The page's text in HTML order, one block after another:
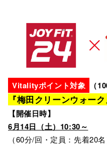
Vitalityポイント対象 （
『梅田クリーンウォーク
【開催日時】
6月14日（土）10:30～
（60分/回・定員：先着20名